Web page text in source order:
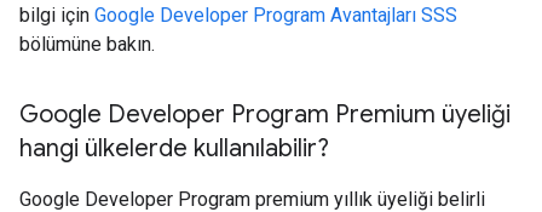
bilgi için Google Developer Program Avantajları SSS
bölümüne bakın.
Google Developer Program Premium üyeliği
hangi ülkelerde kullanılabilir?
Google Developer Program premium yıllık üyeliği belirli